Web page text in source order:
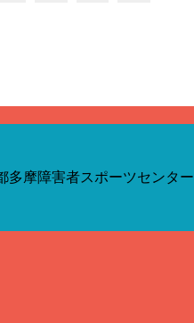
多摩障害者スポーツセンター